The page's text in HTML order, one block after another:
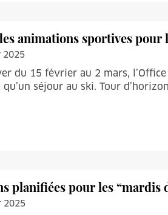
animations sportives pour
2025
du 15 février au 2 mars,
séjour au ski. Tour
planifiées pour les “mardis
2025